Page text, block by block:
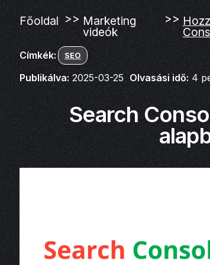
Főoldal >> Marketing
videók
>>
Címkék: SEO
Publikálva: 2025-03-25 Olvasási idő: 4
Search